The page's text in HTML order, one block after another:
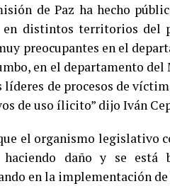
de Paz ha hecho
en distintos territorios del
preocupantes en el
en el departamento del
líderes de procesos de
de uso ílicito” dijo Iván
el organismo legislativo
daño y se está
en la implementación de